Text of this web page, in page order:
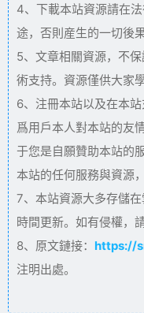
4、下載本站資源請在
途，否則産生的一切後果
5、文章相關資源，不
術支持。資源僅供大家
6、注冊本站以及在本
爲用戶本人對本站的友
于您是自願贊助本站的
本站的任何服務與資源
7、本站資源大多存儲
時間更新。如有侵權，
8、原文鏈接： https://
注明出處。